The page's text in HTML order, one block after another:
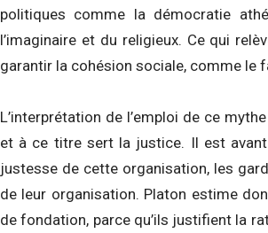
politiques comme la démocratie
l’imaginaire et du religieux. Ce qui
garantir la cohésion sociale, comme le
L’interprétation de l’emploi de ce
et à ce titre sert la justice. Il est
justesse de cette organisation, les
de leur organisation. Platon estime
de fondation, parce qu’ils justifient la